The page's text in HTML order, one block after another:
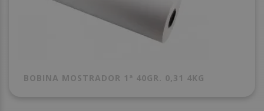
BOBINA MOSTRADOR 1ª 40GR. 0,31 4KG